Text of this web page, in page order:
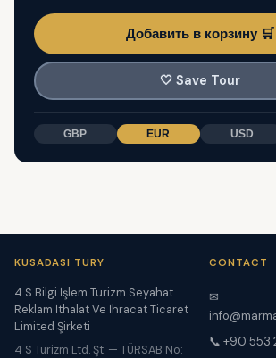
Добавить в корзину 🛒
🤍 Save Tour
GBP EUR USD
KUSADASI TURY
4 S Bilgi İşlem Turizm Seyahat
Reklam İthalat Ve İhracat Ticaret
Limited Şirketi
4 S Turizm Ltd. Şt. — TÜRSAB No:
CONTACT
✉
📞 +90 553